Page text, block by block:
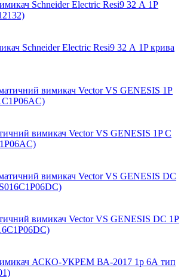
Schneider Electric Resi9 32 А 1P крива
вимикач Vector VS GENESIS 1P C
вимикач Vector VS GENESIS DC 1P